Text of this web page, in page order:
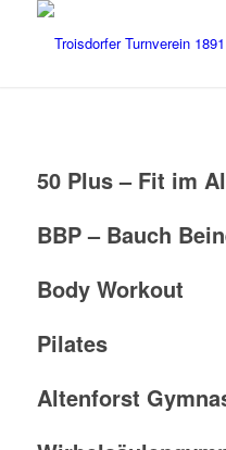
50 Plus – Fit im
BBP – Bauch
Body Workout
Pilates
Altenforst